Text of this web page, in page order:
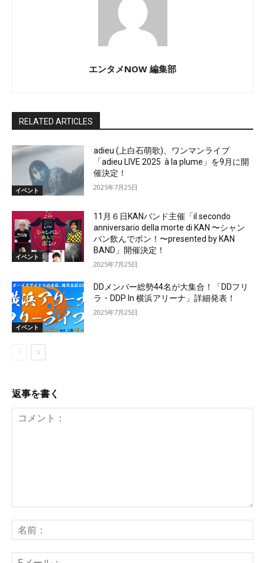
エンタメNOW 編集部
RELATED ARTICLES
イベント
adieu (上白石萌歌)、ワンマンライブ
「adieu LIVE 2025 à la plume」を9月に開
催決定！
2025年7月25日
イベント
11月６日KANバンド主催「il secondo
anniversario della morte di KAN 〜シャン
パン飲んでポン！〜presented by KAN
BAND」開催決定！
2025年7月25日
イベント
DDメンバー総勢44名が大集合！「DDフリ
ラ・DDP In 横浜アリーナ」詳細発表！
2025年7月25日
返事を書く
ン
ト：
前